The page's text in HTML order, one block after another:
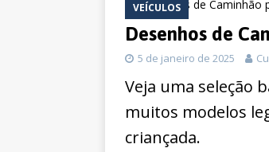
VEÍCULOS
Desenhos de
5 de janeiro de 2025
Veja uma seleção
muitos modelos
criançada.